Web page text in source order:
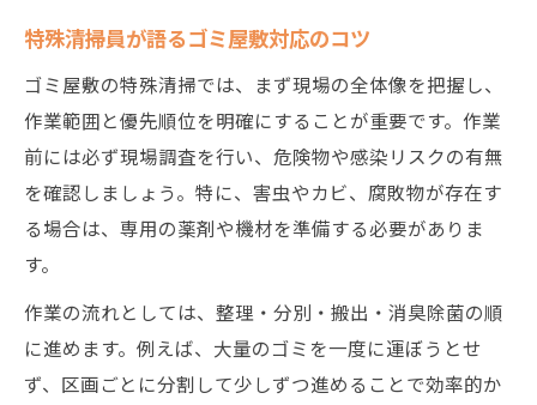
特殊清掃員が語るゴミ屋敷対応のコツ
ゴミ屋敷の特殊清掃では、まず現場の全体像を把握し、
作業範囲と優先順位を明確にすることが重要です。作業
前には必ず現場調査を行い、危険物や感染リスクの有無
を確認しましょう。特に、害虫やカビ、腐敗物が存在す
る場合は、専用の薬剤や機材を準備する必要がありま
す。
作業の流れとしては、整理・分別・搬出・消臭除菌の順
に進めます。例えば、大量のゴミを一度に運ぼうとせ
ず、区画ごとに分割して少しずつ進めることで効率的か